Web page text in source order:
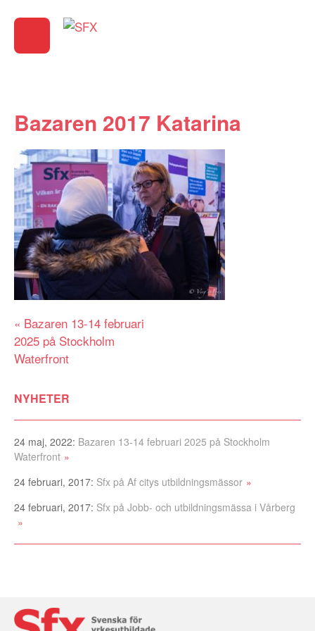
Bazaren 2017 Katarina
Inläggsnavigering
Bazaren 13-14 februari
2025 på Stockholm
Waterfront
NYHETER
24 maj, 2022: Bazaren 13-14 februari 2025 på Stockholm
Waterfront
24 februari, 2017: Sfx på Af citys utbildningsmässor
24 februari, 2017: Sfx på Jobb- och utbildningsmässa i Vårberg